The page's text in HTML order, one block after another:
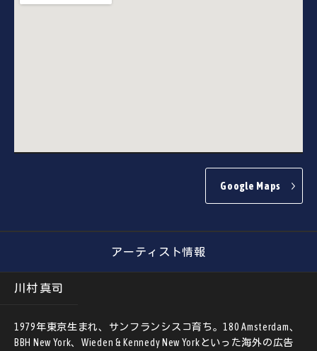
Google Maps
アーティスト情報
川村 真司
1979年東京生まれ、サンフランシスコ育ち。180 Amsterdam、
BBH New York、Wieden & Kennedy New Yorkといった海外の広告